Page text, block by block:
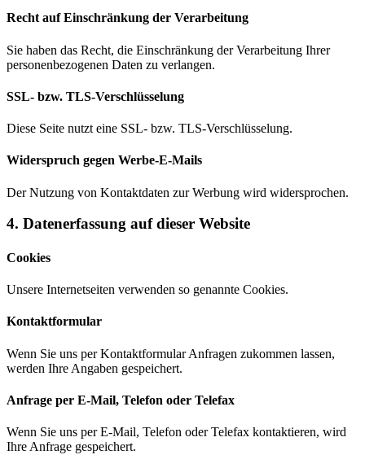
Recht auf Einschränkung der Verarbeitung
Sie haben das Recht, die Einschränkung der Verarbeitung Ihrer
personenbezogenen Daten zu verlangen.
SSL- bzw. TLS-Verschlüsselung
Diese Seite nutzt eine SSL- bzw. TLS-Verschlüsselung.
Widerspruch gegen Werbe-E-Mails
Der Nutzung von Kontaktdaten zur Werbung wird widersprochen.
4. Datenerfassung auf dieser Website
Cookies
Unsere Internetseiten verwenden so genannte Cookies.
Kontaktformular
Wenn Sie uns per Kontaktformular Anfragen zukommen lassen,
werden Ihre Angaben gespeichert.
Anfrage per E-Mail, Telefon oder Telefax
Wenn Sie uns per E-Mail, Telefon oder Telefax kontaktieren, wird
Ihre Anfrage gespeichert.